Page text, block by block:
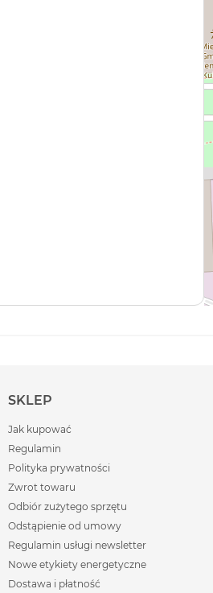
SKLEP
Jak kupować
Regulamin
Polityka prywatności
Zwrot towaru
Odbiór zużytego sprzętu
Odstąpienie od umowy
Regulamin usługi newsletter
Nowe etykiety energetyczne
Dostawa i płatność